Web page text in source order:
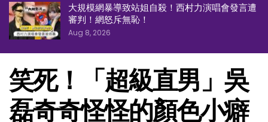
大規模網暴導致站姐自殺！西村力演唱會發言遭
審判！網怒斥無恥！
Aug 8, 2026
笑死！「超級直男」吳
磊奇奇怪怪的顏色小癖